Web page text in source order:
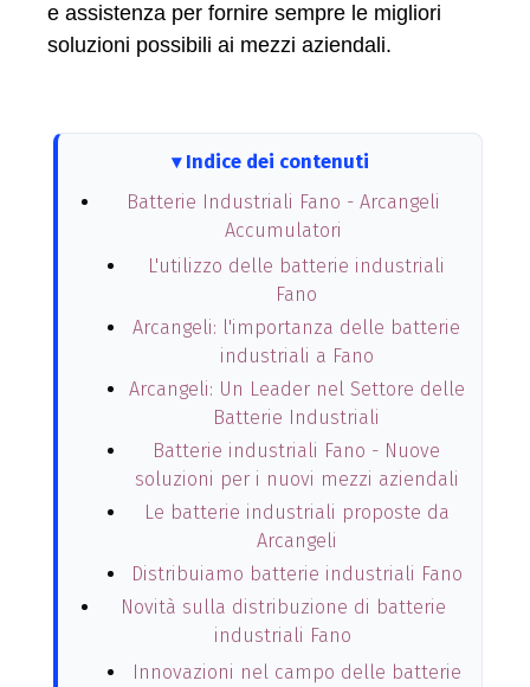
e assistenza per fornire sempre le migliori
soluzioni possibili ai mezzi aziendali.
Indice dei contenuti
Batterie Industriali Fano - Arcangeli
Accumulatori
L'utilizzo delle batterie industriali
Fano
Arcangeli: l'importanza delle batterie
industriali a Fano
Arcangeli: Un Leader nel Settore delle
Batterie Industriali
Batterie industriali Fano - Nuove
soluzioni per i nuovi mezzi aziendali
Le batterie industriali proposte da
Arcangeli
Distribuiamo batterie industriali Fano
Novità sulla distribuzione di batterie
industriali Fano
Innovazioni nel campo delle batterie